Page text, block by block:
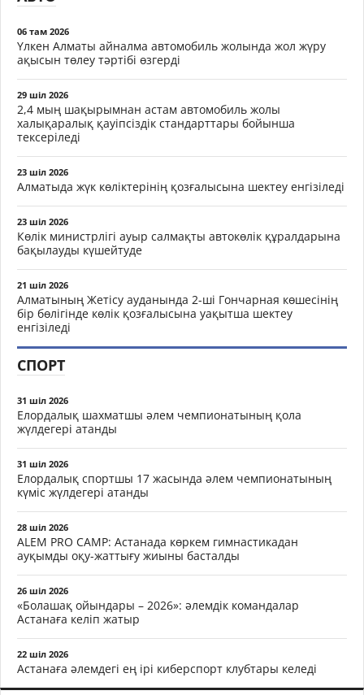
06 там 2026
Үлкен Алматы айналма автомобиль жолында жол жүру
ақысын төлеу тәртібі өзгерді
29 шіл 2026
2,4 мың шақырымнан астам автомобиль жолы
халықаралық қауіпсіздік стандарттары бойынша
тексеріледі
23 шіл 2026
Алматыда жүк көліктерінің қозғалысына шектеу енгізіледі
23 шіл 2026
Көлік министрлігі ауыр салмақты автокөлік құралдарына
бақылауды күшейтуде
21 шіл 2026
Алматының Жетісу ауданында 2-ші Гончарная көшесінің
бір бөлігінде көлік қозғалысына уақытша шектеу
енгізіледі
СПОРТ
31 шіл 2026
Елордалық шахматшы әлем чемпионатының қола
жүлдегері атанды
31 шіл 2026
Елордалық спортшы 17 жасында әлем чемпионатының
күміс жүлдегері атанды
28 шіл 2026
ALEM PRO CAMP: Астанада көркем гимнастикадан
ауқымды оқу-жаттығу жиыны басталды
26 шіл 2026
«Болашақ ойындары – 2026»: әлемдік командалар
Астанаға келіп жатыр
22 шіл 2026
Астанаға әлемдегі ең ірі киберспорт клубтары келеді